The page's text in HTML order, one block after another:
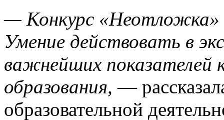
— Конкурс «Неотложка»
Умение действовать в
важнейших показателей
образования, —
образовательной